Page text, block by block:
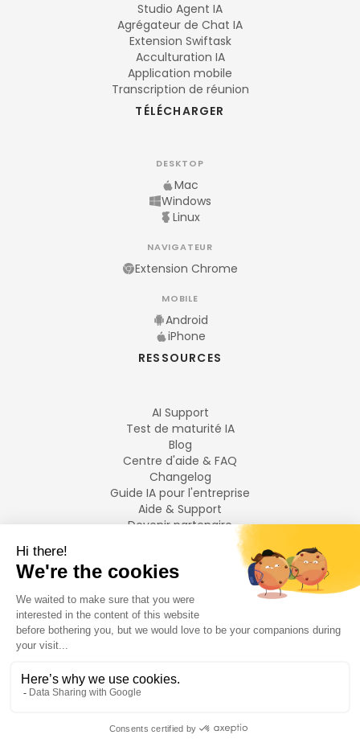
Studio Agent IA
Agrégateur de Chat IA
Extension Swiftask
Acculturation IA
Application mobile
Transcription de réunion
TÉLÉCHARGER
DESKTOP
Mac
Windows
Linux
NAVIGATEUR
Extension Chrome
MOBILE
Android
iPhone
RESSOURCES
AI Support
Test de maturité IA
Blog
Centre d'aide & FAQ
Changelog
Guide IA pour l'entreprise
Aide & Support
Devenir partenaire
LANGUES
Français
English
2026Swiftask. Tous droits réservés.